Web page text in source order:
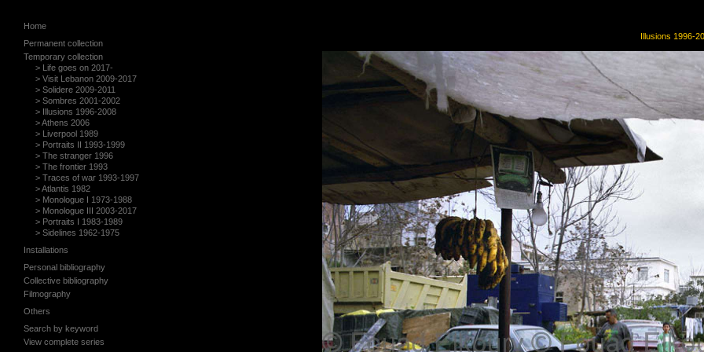
Home
Permanent collection
> The lost empire, 2010-2013
> On war and love, 2006
> Civilization, 2004-2009
> On the Road, 1998-2000
> Traces of war, 1994-1997
> Palestine, 1993-1995
> Beirut City Centre, 1991
> Suite Egyptienne, 1985-1998
> Civil War, 1977-1986
Temporary collection
> Life goes on 2017-
> Visit Lebanon 2009-2017
> Solidere 2009-2011
> Sombres 2001-2002
> Illusions 1996-2008
> Athens 2006
> Liverpool 1989
> Portraits II 1993-1999
> The stranger 1996
> The frontier 1993
> Traces of war 1993-1997
> Atlantis 1982
> Monologue I 1973-1988
> Monologue III 2003-2017
> Portraits I 1983-1989
> Sidelines 1962-1975
Installations
> Atlantis
> Ruins
Personal bibliography
> J émerge
> Passing Time
> Lettres à mon fils
> Be...longing
> Il est venu hier
> On war and love
Collective bibliography
> I tempi di Roma
> L’Olivier, le don de la Méditerrannée
> Les 3 grandes Egyptiennes
> Europe rurale
> Petra, le dit des pierres
Filmography
> Nothing to lose
> On war and love
> Re:Visiting Tarab
> Civil war, the film
Others
> Destructions
> Detroit
Search by keyword
View complete series
Illusions 1996-